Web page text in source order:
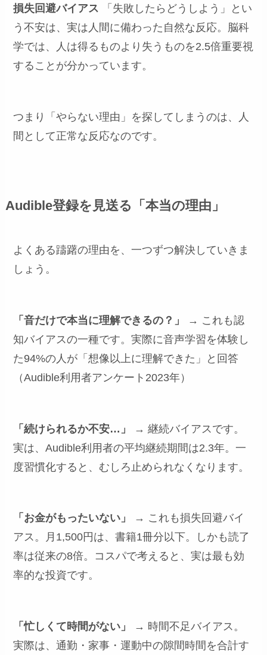
損失回避バイアス 「失敗したらどうしよう」とい
う不安は、実は人間に備わった自然な反応。脳科
学では、人は得るものより失うものを2.5倍重要視
することが分かっています。
つまり「やらない理由」を探してしまうのは、人
間として正常な反応なのです。
Audible登録を見送る「本当の理由」
よくある躊躇の理由を、一つずつ解決していきま
しょう。
「音だけで本当に理解できるの？」
→ これも認
知バイアスの一種です。実際に音声学習を体験し
た94%の人が「想像以上に理解できた」と回答
（Audible利用者アンケート2023年）
「続けられるか不安…」
→ 継続バイアスです。
実は、Audible利用者の平均継続期間は2.3年。一
度習慣化すると、むしろ止められなくなります。
「お金がもったいない」
→ これも損失回避バイ
アス。月1,500円は、書籍1冊分以下。しかも読了
率は従来の8倍。コスパで考えると、実は最も効
率的な投資です。
「忙しくて時間がない」
→ 時間不足バイアス。
実際は、通勤・家事・運動中の隙間時間を合計す